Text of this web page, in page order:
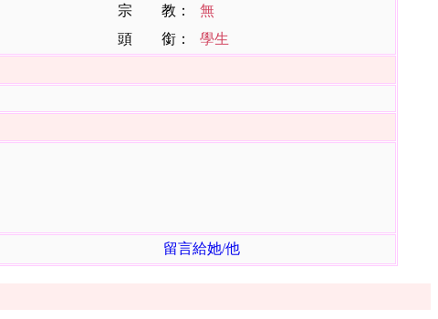
宗 教：
無
頭 銜：
學生
留言給她/他